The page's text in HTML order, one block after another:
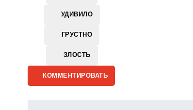
УДИВИЛО
ГРУСТНО
ЗЛОСТЬ
КОММЕНТИРОВАТЬ